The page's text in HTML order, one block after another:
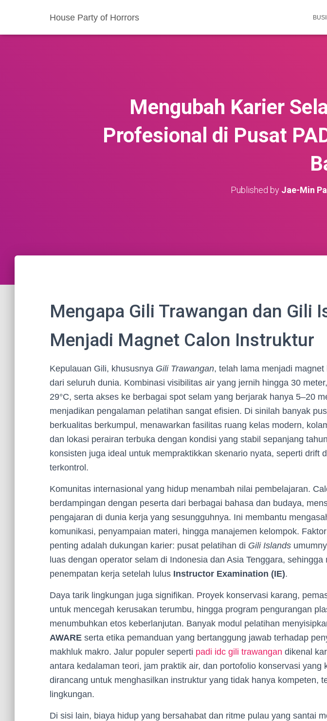
House Party of Horrors
Mengubah Karier
Profesional di Pusat
Published by Jae-Min
Mengapa Gili Trawangan dan Gili
Menjadi Magnet Calon Instruktur
Kepulauan Gili, khususnya Gili Trawangan, telah lama menjadi
dari seluruh dunia. Kombinasi visibilitas air yang jernih hingga 30
29°C, serta akses ke berbagai spot selam yang berjarak hanya 5–20
menjadikan pengalaman pelatihan sangat efisien. Di sinilah banyak
berkualitas berkumpul, menawarkan fasilitas ruang kelas modern,
dan lokasi perairan terbuka dengan kondisi yang stabil sepanjang
konsisten juga ideal untuk mempraktikkan skenario nyata, seperti drift
terkontrol.
Komunitas internasional yang hidup menambah nilai pembelajaran.
berdampingan dengan peserta dari berbagai bahasa dan budaya,
pengajaran di dunia kerja yang sesungguhnya. Ini membantu
komunikasi, penyampaian materi, hingga manajemen kelompok.
penting adalah dukungan karier: pusat pelatihan di Gili Islands
luas dengan operator selam di Indonesia dan Asia Tenggara, sehingga
penempatan kerja setelah lulus Instructor Examination (IE).
Daya tarik lingkungan juga signifikan. Proyek konservasi karang,
untuk mencegah kerusakan terumbu, hingga program pengurangan
menumbuhkan etos keberlanjutan. Banyak modul pelatihan
AWARE serta etika pemanduan yang bertanggung jawab terhadap
makhluk makro. Jalur populer seperti padi idc gili trawangan dikenal
antara kedalaman teori, jam praktik air, dan portofolio konservasi
dirancang untuk menghasilkan instruktur yang tidak hanya kompeten,
lingkungan.
Di sisi lain, biaya hidup yang bersahabat dan ritme pulau yang santai